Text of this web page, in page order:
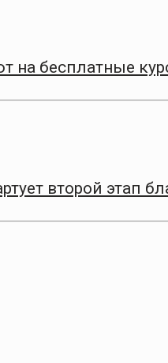
на бесплатные
второй этап